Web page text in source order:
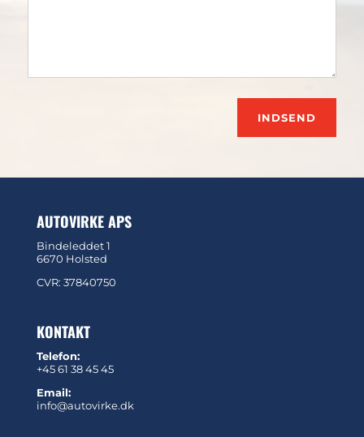
INDSEND
AUTOVIRKE APS
Bindeleddet 1
6670 Holsted
CVR: 37840750
KONTAKT
Telefon:
+45 61 38 45 45
Email:
info@autovirke.dk